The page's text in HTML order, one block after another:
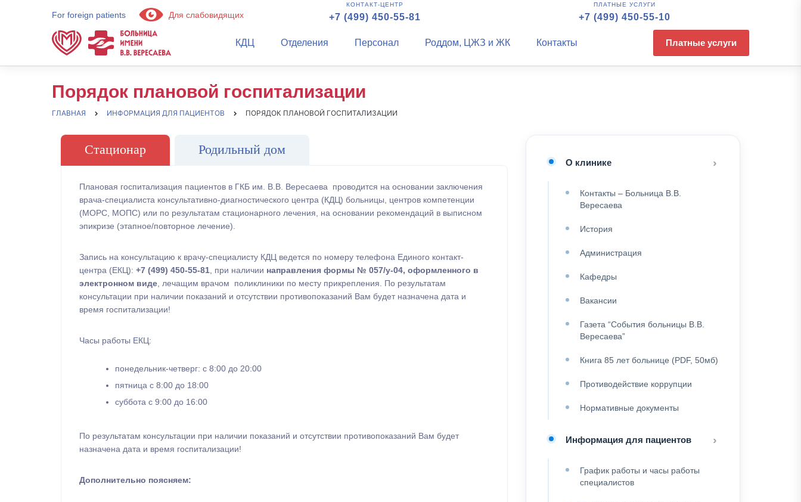
For foreign patients Для слабовидящих
КОНТАКТ-ЦЕНТР
+7 (499) 450-55-81
ПЛАТНЫЕ УСЛУГИ
+7 (499) 450-55-10
КДЦ Отделения Персонал Роддом, ЦЖЗ и ЖК Контакты Платные услуги
Порядок плановой госпитализации
ГЛАВНАЯ ИНФОРМАЦИЯ ДЛЯ ПАЦИЕНТОВ ПОРЯДОК ПЛАНОВОЙ ГОСПИТАЛИЗАЦИИ
Стационар Родильный дом
Плановая госпитализация пациентов в ГКБ им. В.В. Вересаева проводится на основании заключения
врача-специалиста консультативно-диагностического центра (КДЦ) больницы, центров компетенции
(МОРС, МОПС) или по результатам стационарного лечения, на основании рекомендаций в выписном
эпикризе (этапное/повторное лечение).
Запись на консультацию к врачу-специалисту КДЦ ведется по номеру телефона Единого контакт-
центра (ЕКЦ): +7 (499) 450-55-81 , при наличии направления формы № 057/у-04, оформленного в
электронном виде , лечащим врачом поликлиники по месту прикрепления. По результатам
консультации при наличии показаний и отсутствии противопоказаний Вам будет назначена дата и
время госпитализации!
Часы работы ЕКЦ:
понедельник-четверг: c 8:00 до 20:00
пятница c 8:00 до 18:00
суббота c 9:00 до 16:00
По результатам консультации при наличии показаний и отсутствии противопоказаний Вам будет
назначена дата и время госпитализации!
Дополнительно поясняем:
О клинике
Контакты – Больница В.В.
Вересаева
История
Администрация
Кафедры
Вакансии
Газета “События больницы В.В.
Вересаева”
Книга 85 лет больнице (PDF, 50мб)
Противодействие коррупции
Нормативные документы
Информация для пациентов
График работы и часы работы
специалистов